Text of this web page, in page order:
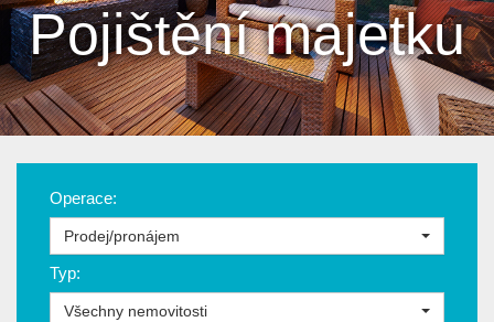
Pojištění majetku
Operace:
Prodej/pronájem
Typ:
Všechny nemovitosti